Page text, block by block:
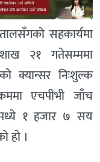
सहकार्यमा
२१ गतेसम्ममा
क्यान्सर निःशुल्क
एचपीभी जाँच
१ हजार ७ सय
हो ।